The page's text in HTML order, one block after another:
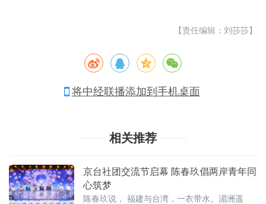
【责任编辑：刘莎莎】
将中经联播添加到手机桌面
相关推荐
京台社团交流节启幕 陈春玖倡两岸青年同
心筑梦
陈春玖说， 福建与台湾，一衣带水。湄洲遥